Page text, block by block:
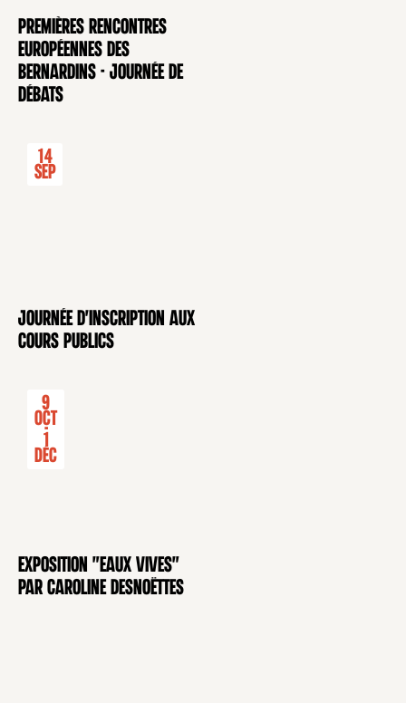
CONFÉRENCE
Premières rencontres
européennes des
Bernardins - Journée de
débats
CONFÉRENCE
14
Sep
Journée d'inscription aux
cours publics
EXPOSITION
9
Oct
-
1
Déc
Exposition "Eaux Vives"
par Caroline Desnoëttes